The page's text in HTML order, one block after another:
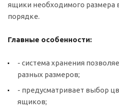
ящики необходимого размера
порядке.
Главные особенности:
- система хранения
разных размеров;
- предусматривает выбор
ящиков;